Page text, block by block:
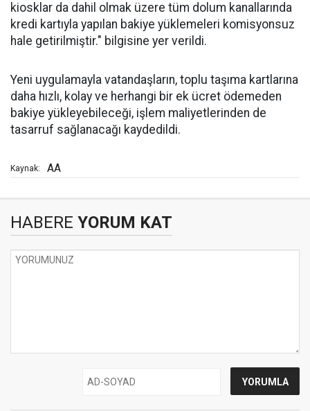
kiosklar da dahil olmak üzere tüm dolum kanallarında
kredi kartıyla yapılan bakiye yüklemeleri komisyonsuz
hale getirilmiştir." bilgisine yer verildi.
Yeni uygulamayla vatandaşların, toplu taşıma kartlarına
daha hızlı, kolay ve herhangi bir ek ücret ödemeden
bakiye yükleyebileceği, işlem maliyetlerinden de
tasarruf sağlanacağı kaydedildi.
Kaynak: AA
HABERE YORUM KAT